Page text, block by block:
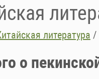
литература /
о